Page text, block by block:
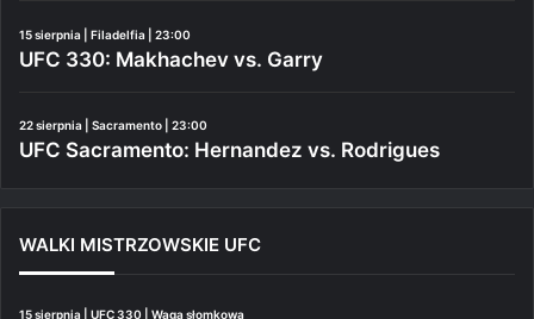
15 sierpnia | Filadelfia | 23:00
UFC 330: Makhachev vs. Garry
22 sierpnia | Sacramento | 23:00
UFC Sacramento: Hernandez vs. Rodrigues
WALKI MISTRZOWSKIE UFC
15 sierpnia | UFC 330 | Waga słomkowa